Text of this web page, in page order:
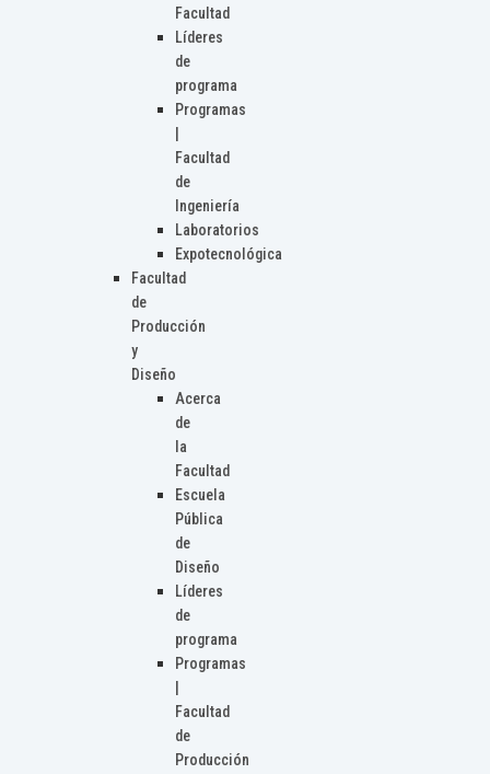
Facultad
Líderes
de
programa
Programas
Facultad
de
Ingeniería
Laboratorios
Expotecnológica
Facultad
de
Producción
y
Diseño
Acerca
de
la
Facultad
Escuela
Pública
de
Diseño
Líderes
de
programa
Programas
Facultad
de
Producción